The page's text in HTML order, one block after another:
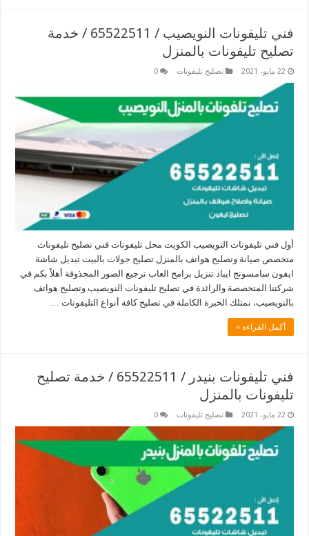
فني تليفونات النويصيب / 65522511 / خدمة
تصليح تليفونات بالمنزل
22 مايو، 2021 تصليح تليفونات 0
أول فني تليفونات النويصيب الكويت محل تليفونات فني تصليح تليفونات
متخصص صيانة وتصليح هواتف بالمنزل تصليح جولات بالبيت تبديل شاشة
ايفون سامسونج ايباد تنزيل برامج العاب ترجيع الصور المحذوفة أهلاً بكم في
شركتنا المتخصصة والرائدة في تصليح تليفونات النويصيب وتصليح هواتف
بالنويصيب، نمتلك الخبرة الكاملة في تصليح كافة أنواع التليفونات …
أكمل القراءة »
فني تليفونات بنيدر / 65522511 / خدمة تصليح
تليفونات بالمنزل
22 مايو، 2021 تصليح تليفونات 0